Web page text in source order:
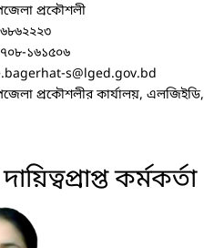
প্রকৌশলী
১৬১৫০৬
s@lged.gov.bd
প্রকৌশলীর কার্যালয়,
কর্মকর্তা